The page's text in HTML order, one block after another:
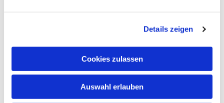
Details zeigen
Cookies zulassen
Auswahl erlauben
interessieren